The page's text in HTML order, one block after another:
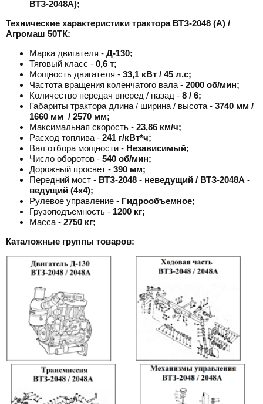
ВТЗ-2048А);
Технические характеристики трактора ВТЗ-2048 (А) /
Агромаш 50ТК:
Марка двигателя - Д-130;
Тяговый класс - 0,6 т;
Мощность двигателя - 33,1 кВт / 45 л.с;
Частота вращения коленчатого вала - 2000 об/мин;
Количество передач вперед / назад - 8 / 6;
Габариты трактора длина / ширина / высота - 3740 мм /
1660 мм / 2570 мм;
Максимальная скорость - 23,86 км/ч;
Расход топлива - 241 г/кВт*ч;
Вал отбора мощности - Независимый;
Число оборотов - 540 об/мин;
Дорожный просвет - 390 мм;
Передний мост - ВТЗ-2048 - неведущий / ВТЗ-2048А -
ведущий (4х4);
Рулевое управление - Гидрообъемное;
Грузоподъемность - 1200 кг;
Масса - 2750 кг;
Каталожные группы товаров: